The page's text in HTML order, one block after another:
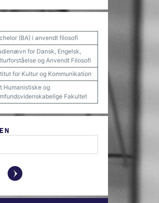
(BA) i anvendt filosofi
for Dansk, Engelsk,
og Anvendt Filosofi
for Kultur og Kommunikation
Humanistiske og
Fakultet
y